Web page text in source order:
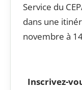
Service du
dans une
novembre à
Inscrivez-